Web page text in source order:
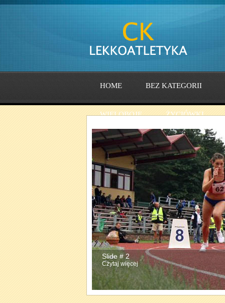
HOME BEZ KATEGORII
WIELOBOJE ŻYCIÓWKI
Slide # 2
Czytaj więcej